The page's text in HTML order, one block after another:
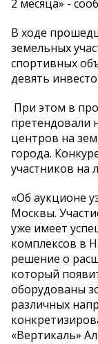
2 месяца» -
В ходе
земельных
спортивных
девять
При этом в
претендовали
центров на
города.
участников на
«Об аукционе
Москвы.
уже имеет
комплексов в
решение о
который
оборудованы
различных
«Вертикаль»